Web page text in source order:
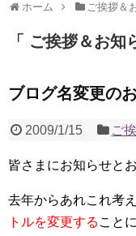
ホーム ご挨拶＆
「 ご挨拶＆お知
ブログ名変更の
2009/1/15 ご
皆さまにお知らせと
去年からあれこれ考
トルを変更する こと